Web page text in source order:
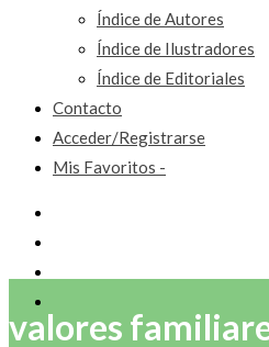
Índice de Autores
Índice de Ilustradores
Índice de Editoriales
Contacto
Acceder/Registrarse
Mis Favoritos -
valores